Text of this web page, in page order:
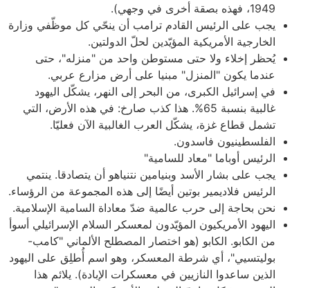
1949، فهذه بصقة أخرى في وجهي).
يجب على الرئيس القادم ترامب أن ينحّي كل موظّفي وزارة
الخارجية الأمريكية المؤيّدين لحلّ الدولتين.
يُحظر إخلاء ولا حتى مستوطن واحد من "منزله"، حتى
عندما يكون "المنزل" مبنيا على أرض مزارع عربي.
في إسرائيل الكبرى، من البحر إلى النهر، يشكّل اليهود
غالبية بنسبة 65%. هذا كذب صارخ: في هذه الأرض، التي
تشمل قطاع غزة، يشكّل العرب الغالبية الآن فعليّا.
الفلسطينيون فاسدون.
الرئيس أوباما "معاد للسامية"
يجب على بشار الأسد وبنيامين نتنياهو أن يتصادقا. ينتمي
الرئيس فلاديمير بوتين أيضًا إلى هذه المجموعة من الرؤساء.
نحن بحاجة إلى حرب عالمية ضدّ معاداة السامية الإسلامية.
اليهود الأمريكيون المؤيّدون لمعسكر السلام الإسرائيلي أسوأ
من الكابو. الكابو (هو اختصار المصطلح الألماني "كامب-
بوليتسيي"، أي شرطة المعسكر، وهو اسم أُطلِق على اليهود
الذين ساعدوا النازيين في معسكرات الإبادة). يلائم هذا